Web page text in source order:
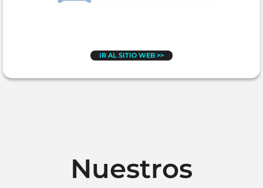
IR AL SITIO WEB >>
Nuestros